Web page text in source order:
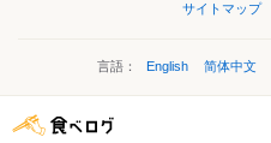
サイトマップ
言語： English 简体中文